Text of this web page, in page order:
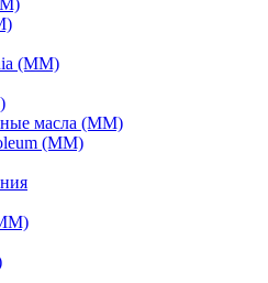
(ММ)
масла (ММ)
(ММ)